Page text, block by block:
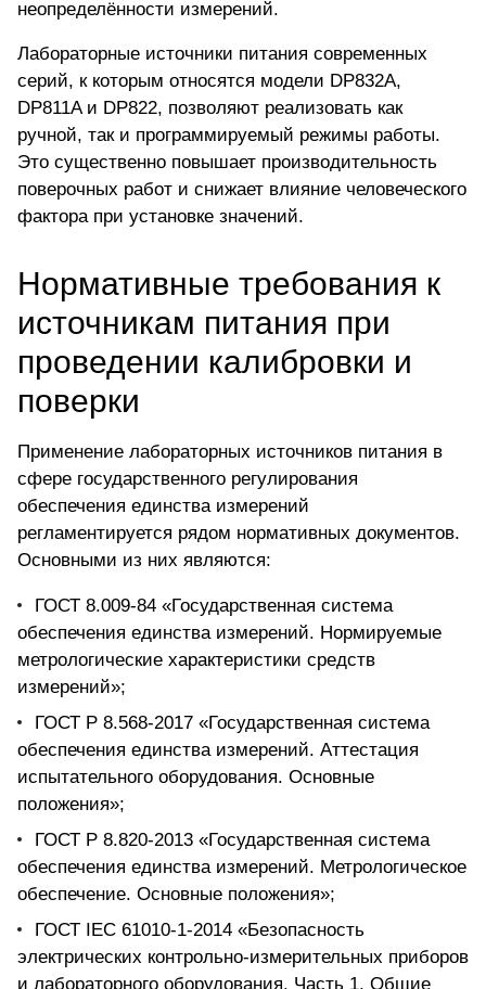
неопределённости измерений.
Лабораторные источники питания современных
серий, к которым относятся модели DP832A,
DP811A и DP822, позволяют реализовать как
ручной, так и программируемый режимы работы.
Это существенно повышает производительность
поверочных работ и снижает влияние человеческого
фактора при установке значений.
Нормативные требования к
источникам питания при
проведении калибровки и
поверки
Применение лабораторных источников питания в
сфере государственного регулирования
обеспечения единства измерений
регламентируется рядом нормативных документов.
Основными из них являются:
ГОСТ 8.009-84 «Государственная система
обеспечения единства измерений. Нормируемые
метрологические характеристики средств
измерений»;
ГОСТ Р 8.568-2017 «Государственная система
обеспечения единства измерений. Аттестация
испытательного оборудования. Основные
положения»;
ГОСТ Р 8.820-2013 «Государственная система
обеспечения единства измерений. Метрологическое
обеспечение. Основные положения»;
ГОСТ IEC 61010-1-2014 «Безопасность
электрических контрольно-измерительных приборов
и лабораторного оборудования. Часть 1. Общие